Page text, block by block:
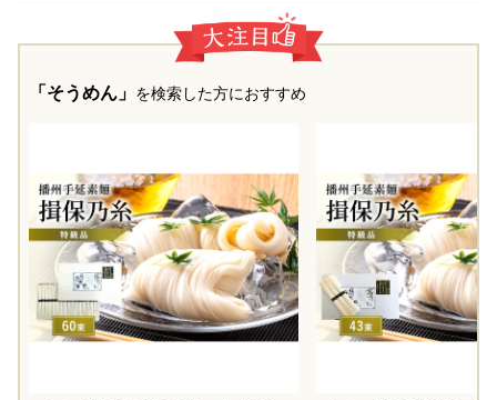
「そうめん」 を検索した方におすすめ